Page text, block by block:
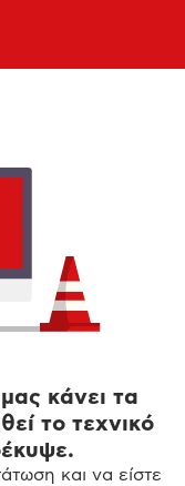
κάνει τα
το τεχνικό
και να είστε